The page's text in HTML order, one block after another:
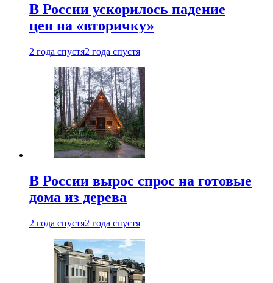
В России ускорилось падение
цен на «вторичку»
2 года спустя2 года спустя
В России вырос спрос на готовые
дома из дерева
2 года спустя2 года спустя